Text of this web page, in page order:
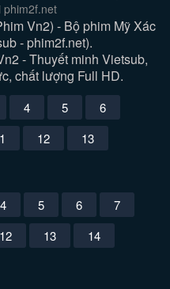
phim2f.net
Vn2) - Bộ phim Mỹ Xác
- phim2f.net).
- Thuyết minh Vietsub,
chất lượng Full HD.
4 5
6
12
13
4 5 6
7
12 13
14